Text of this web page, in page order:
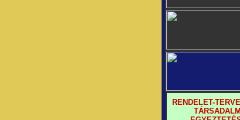
RENDELET-
TÁRSADALMI